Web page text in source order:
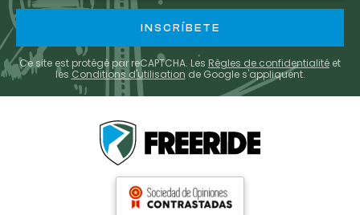
Ce site est protégé par reCAPTCHA. Les Règles de confidentialité et
les Conditions d'utilisation de Google s'appliquent.